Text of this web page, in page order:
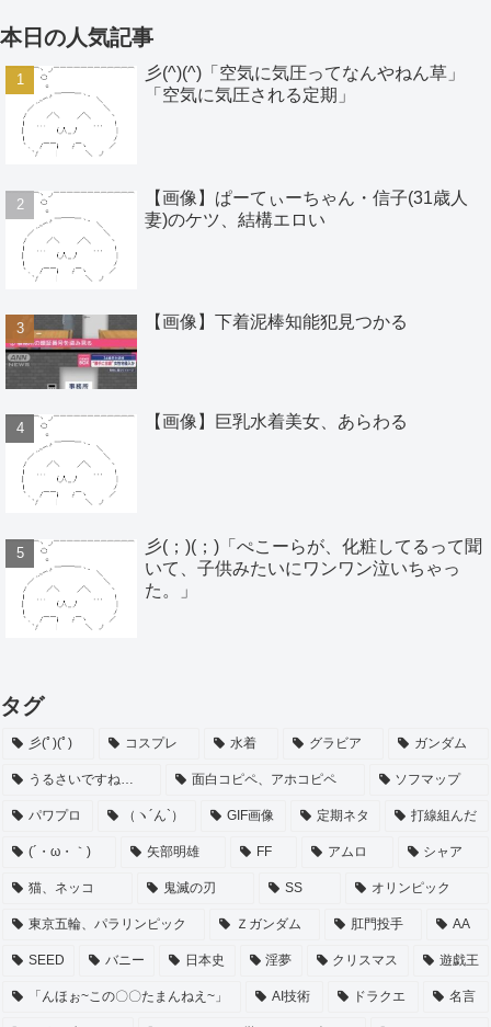
本日の人気記事
彡(^)(^)「空気に気圧ってなんやねん草」
「空気に気圧される定期」
【画像】ぱーてぃーちゃん・信子(31歳人
妻)のケツ、結構エロい
【画像】下着泥棒知能犯見つかる
【画像】巨乳水着美女、あらわる
彡(；)(；)「ぺこーらが、化粧してるって聞
いて、子供みたいにワンワン泣いちゃっ
た。」
タグ
彡(ﾟ)(ﾟ) コスプレ 水着 グラビア ガンダム
うるさいですね… 面白コピペ、アホコピペ ソフマップ
パワプロ （ヽ´ん`） GIF画像 定期ネタ 打線組んだ
(´・ω・｀) 矢部明雄 FF アムロ シャア
猫、ネッコ 鬼滅の刃 SS オリンピック
東京五輪、パラリンピック Ｚガンダム 肛門投手 AA
SEED バニー 日本史 淫夢 クリスマス 遊戯王
「んほぉ~この〇〇たまんねえ~」 AI技術 ドラクエ 名言